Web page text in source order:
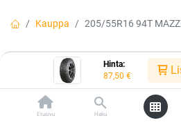
Hinta:
87,50 €
Etusivu Haku
Kauppa 205/55R16 94T
205/55R16 94T
LEOPARD XL
Ice Leopard on suunniteltu lisämään